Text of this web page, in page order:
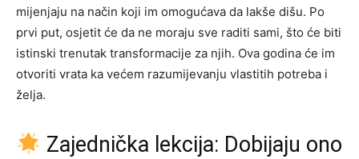
mijenjaju na način koji im omogućava da lakše dišu. Po
prvi put, osjetit će da ne moraju sve raditi sami, što će biti
istinski trenutak transformacije za njih. Ova godina će im
otvoriti vrata ka većem razumijevanju vlastitih potreba i
želja.
Zajednička lekcija: Dobijaju ono